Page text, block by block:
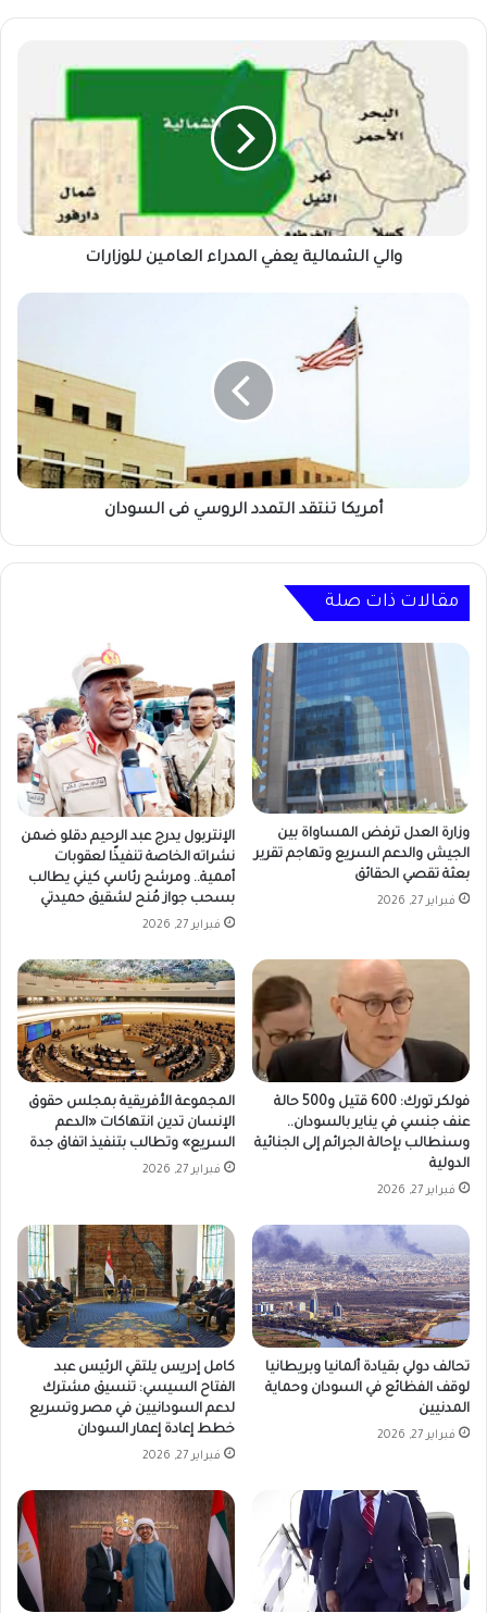
العامين
للوزارات
والي الشمالية يعفي المدراء العامين للوزارات
أمريكا تنتقد التمدد الروسي فى السودان
مقالات ذات صلة
وزارة العدل ترفض المساواة بين
الجيش والدعم السريع وتهاجم تقرير
بعثة تقصي الحقائق
فبراير 27, 2026
الإنتربول يدرج عبد الرحيم دقلو ضمن
نشراته الخاصة تنفيذًا لعقوبات
أممية.. ومرشح رئاسي كيني يطالب
بسحب جواز مُنح لشقيق حميدتي
فبراير 27, 2026
فولكر تورك: 600 قتيل و500 حالة
عنف جنسي في يناير بالسودان..
وسنطالب بإحالة الجرائم إلى الجنائية
الدولية
فبراير 27, 2026
المجموعة الأفريقية بمجلس حقوق
الإنسان تدين انتهاكات «الدعم
السريع» وتطالب بتنفيذ اتفاق جدة
فبراير 27, 2026
تحالف دولي بقيادة ألمانيا وبريطانيا
لوقف الفظائع في السودان وحماية
المدنيين
فبراير 27, 2026
كامل إدريس يلتقي الرئيس عبد
الفتاح السيسي: تنسيق مشترك
لدعم السودانيين في مصر وتسريع
خطط إعادة إعمار السودان
فبراير 27, 2026